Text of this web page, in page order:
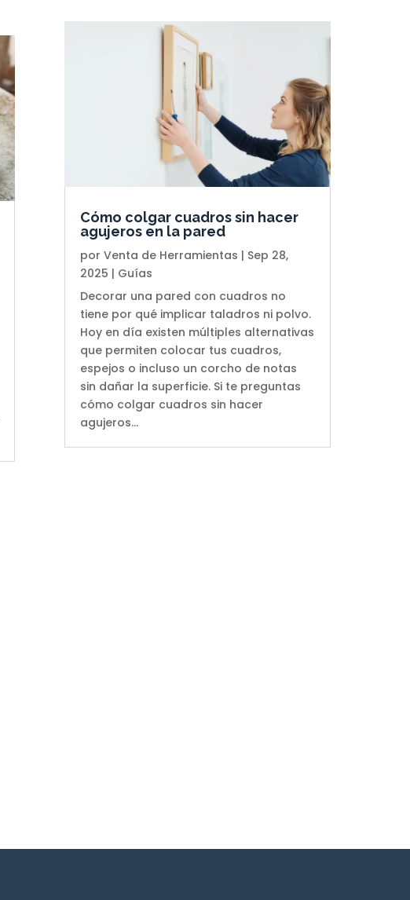
Cómo colgar cuadros sin hacer
agujeros en la pared
porVenta de Herramientas | Sep 28,
2025 | Guías
Decorar una pared con cuadros no
tiene por qué implicar taladros ni polvo.
Hoy en día existen múltiples alternativas
que permiten colocar tus cuadros,
espejos o incluso un corcho de notas
sin dañar la superficie. Si te preguntas
cómo colgar cuadros sin hacer
agujeros...